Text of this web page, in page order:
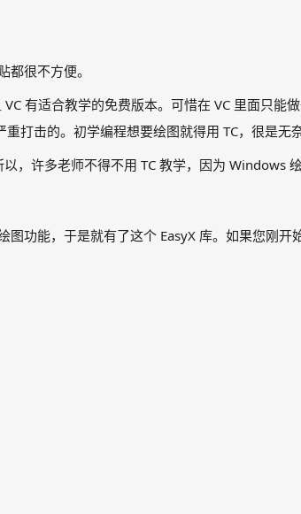
很不方便。
有适合教学的免费版本。可惜在 VC 里面只能
打击的。初学编程想要绘图就得用 TC，很是无奈
，许多老师不得不用 TC 教学，因为 Windows
功能，于是就有了这个 EasyX 库。如果您刚开